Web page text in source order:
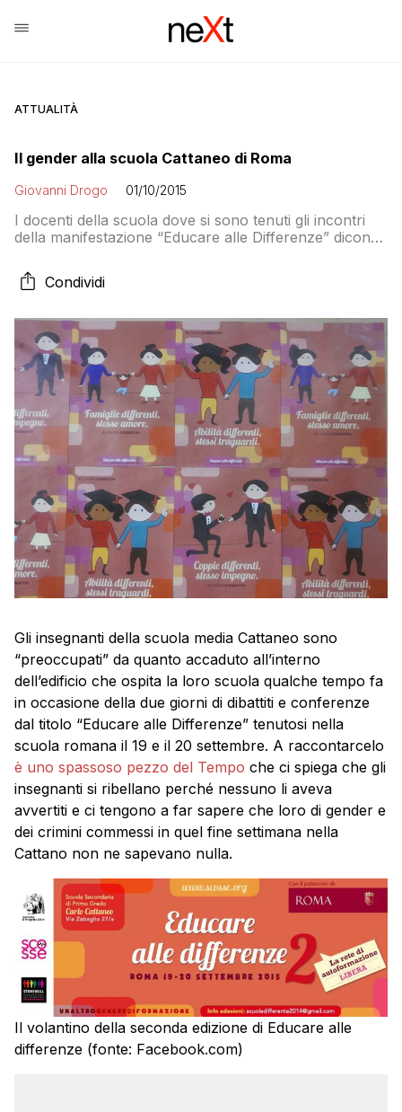
ATTUALITÀ
Il gender alla scuola Cattaneo di Roma
Giovanni Drogo 01/10/2015
I docenti della scuola dove si sono tenuti gli incontri
della manifestazione “Educare alle Differenze” dicono
pubblicità negativa ricevuta dall’istituto. Lo hanno detto
alla giornalista che ha scritto il pezzo che parlando
già a scuola»
Condividi
Gli insegnanti della scuola media Cattaneo sono
“preoccupati” da quanto accaduto all’interno
dell’edificio che ospita la loro scuola qualche tempo fa
in occasione della due giorni di dibattiti e conferenze
dal titolo “Educare alle Differenze” tenutosi nella
scuola romana il 19 e il 20 settembre. A raccontarcelo
è uno spassoso pezzo del Tempo che ci spiega che gli
insegnanti si ribellano perché nessuno li aveva
avvertiti e ci tengono a far sapere che loro di gender e
dei crimini commessi in quel fine settimana nella
Cattano non ne sapevano nulla.
Il volantino della seconda edizione di Educare alle
differenze (fonte: Facebook.com)